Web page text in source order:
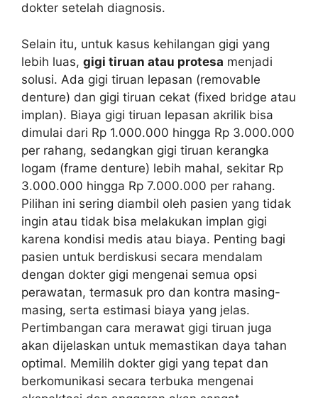
dokter setelah diagnosis.
Selain itu, untuk kasus kehilangan gigi yang
lebih luas, gigi tiruan atau protesa menjadi
solusi. Ada gigi tiruan lepasan (removable
denture) dan gigi tiruan cekat (fixed bridge atau
implan). Biaya gigi tiruan lepasan akrilik bisa
dimulai dari Rp 1.000.000 hingga Rp 3.000.000
per rahang, sedangkan gigi tiruan kerangka
logam (frame denture) lebih mahal, sekitar Rp
3.000.000 hingga Rp 7.000.000 per rahang.
Pilihan ini sering diambil oleh pasien yang tidak
ingin atau tidak bisa melakukan implan gigi
karena kondisi medis atau biaya. Penting bagi
pasien untuk berdiskusi secara mendalam
dengan dokter gigi mengenai semua opsi
perawatan, termasuk pro dan kontra masing-
masing, serta estimasi biaya yang jelas.
Pertimbangan cara merawat gigi tiruan juga
akan dijelaskan untuk memastikan daya tahan
optimal. Memilih dokter gigi yang tepat dan
berkomunikasi secara terbuka mengenai